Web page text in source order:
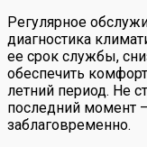
Регулярное
диагностика
ее срок службы,
обеспечить
летний период. Не
последний момент
заблаговременно.